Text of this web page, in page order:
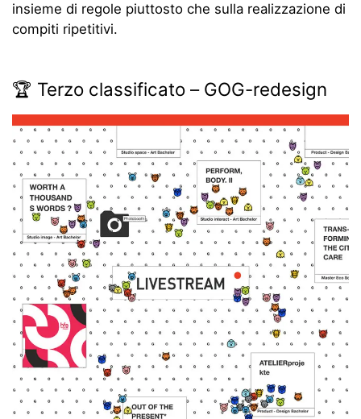
insieme di regole piuttosto che sulla realizzazione di
compiti ripetitivi.
🏆 Terzo classificato – GOG-redesign